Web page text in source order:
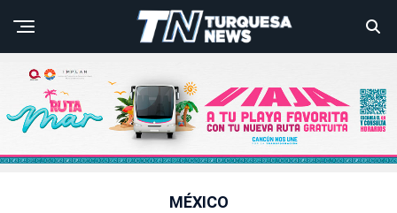
MÉXICO